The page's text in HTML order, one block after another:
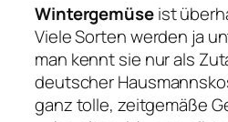
Wintergemüseist
Viele Sorten werden ja
man kennt sie nur als
deutscher
ganz tolle, zeitgemäße